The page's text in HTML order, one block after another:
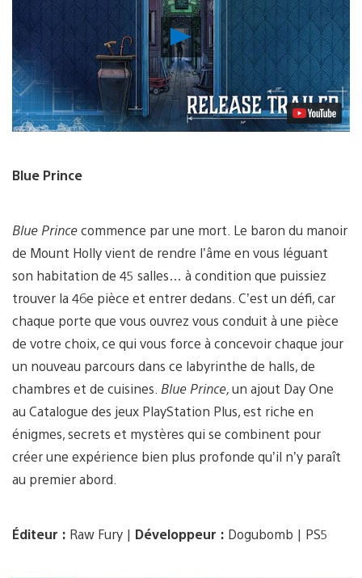
Lancer
la
vidéo
Blue Prince
Blue Princecommence par une mort. Le baron du manoir
de Mount Holly vient de rendre l’âme en vous léguant
son habitation de 45 salles… à condition que puissiez
trouver la 46e pièce et entrer dedans. C’est un défi, car
chaque porte que vous ouvrez vous conduit à une pièce
de votre choix, ce qui vous force à concevoir chaque jour
un nouveau parcours dans ce labyrinthe de halls, de
chambres et de cuisines. Blue Prince,un ajout Day One
au Catalogue des jeux PlayStation Plus, est riche en
énigmes, secrets et mystères qui se combinent pour
créer une expérience bien plus profonde qu’il n’y paraît
au premier abord.
Éditeur : Raw Fury | Développeur : Dogubomb | PS5